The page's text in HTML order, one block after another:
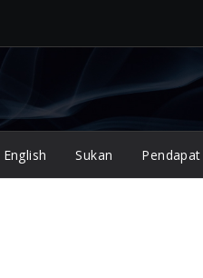
English Sukan Pendapat